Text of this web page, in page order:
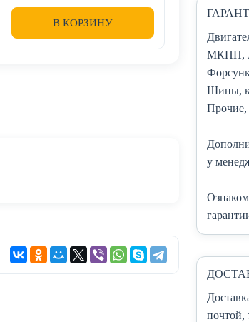
В КОРЗИНУ
МКПП,
Шины,
Прочие,
у
почтой,